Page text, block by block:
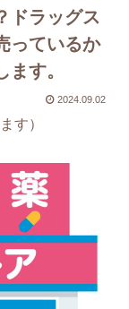
ドラッグス
っているか
す。
2024.09.02
す）